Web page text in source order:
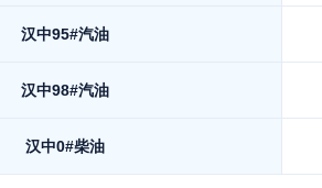
汉中95#汽油
汉中98#汽油
汉中0#柴油